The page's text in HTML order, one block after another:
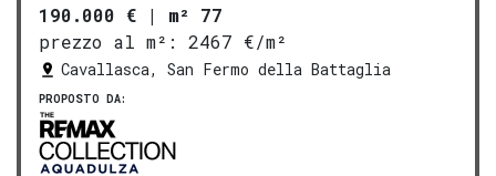
190.000 € | m² 77
prezzo al m²:
2467 €/m²
Cavallasca, San Fermo della Battaglia
PROPOSTO DA: